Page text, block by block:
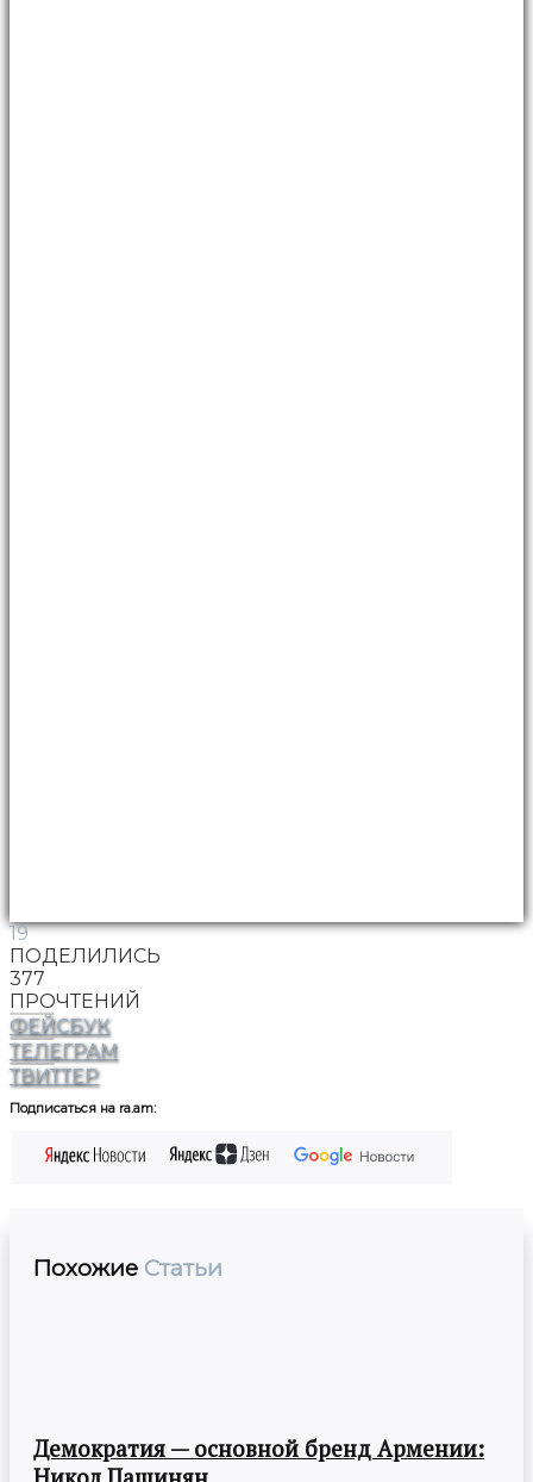
19
ПОДЕЛИЛИСЬ
377
ПРОЧТЕНИЙ
ФЕЙСБУК
ТЕЛЕГРАМ
ТВИТТЕР
Подписаться на ra.am:
Похожие Статьи
Демократия — основной бренд Армении: